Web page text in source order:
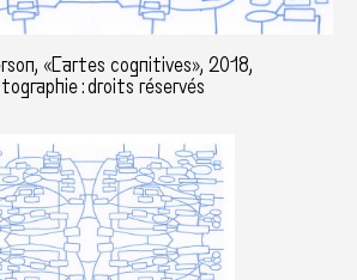
«Cartes cognitives», 2018,
: droits réservés